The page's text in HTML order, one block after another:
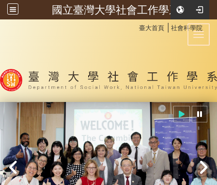
國立臺灣大學社會工作學系
臺大首頁 社會科學院